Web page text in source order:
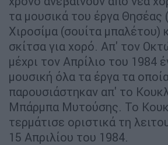
τα μουσικά του έργα Θησέας
Χιροσίμα (σουίτα μπαλέτου)
σκίτσα για χορό. Απ' τον
μέχρι τον Απρίλιο του 1984
μουσική όλα τα έργα τα
παρουσιάστηκαν απ' το
Μπάρμπα Μυτούσης. Το
τερμάτισε οριστικά τη
15 Απριλίου του 1984.